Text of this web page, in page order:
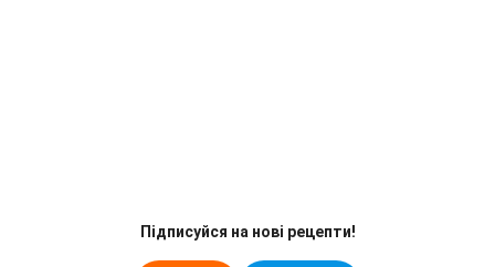
Підписуйся на нові рецепти!